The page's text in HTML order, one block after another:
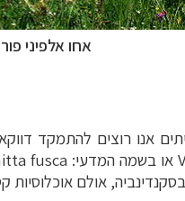
אחו אלפיני
אנו רוצים להתמקד
או בשמה המדעי: fusca
אולם
–לחצו לבחירת המסלול
מלאה: מלונות, רכב ופעילויות –
וליווי לאורך כל הדרך–לחצו